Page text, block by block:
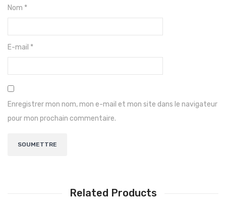
Nom *
E-mail *
Enregistrer mon nom, mon e-mail et mon site dans le navigateur
pour mon prochain commentaire.
Related Products